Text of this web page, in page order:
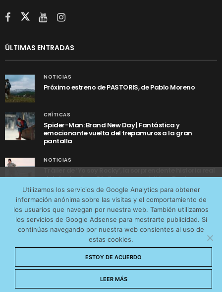
ÚLTIMAS ENTRADAS
NOTICIAS
Próximo estreno de PASTORIS, de Pablo Moreno
CRÍTICAS
Spider-Man: Brand New Day | Fantástica y
emocionante vuelta del trepamuros a la gran
pantalla
NOTICIAS
Tráiler de ‘Yo soy Rocky’, la sorprendente historia real
detrás de cómo Stallone se convirtió en Rocky
AVISO LEGAL CONTACTO
POLÍTICA DE COOKIES
POLÍTICA DE PRIVACIDAD
© 2026 CinemaNet. Designed by
Utilizamos los servicios de Google Analytics para obtener
información anónima sobre las visitas y el comportamiento de
los usuarios que navegan por nuestra web. También utilizamos
los servicios de Google Adsense para mostrarte publicidad. Si
continúas navegando por nuestra web consientes al uso de
estas cookies.
ESTOY DE ACUERDO
LEER MÁS
tráfico web que recibimos y conocer los servicios que
más os interesan. Puede cambiar las preferencias y
obtener más información sobre las cookies que
utilizamos en nuestra Política de cookies
Aceptar cookies
No permitir cookies